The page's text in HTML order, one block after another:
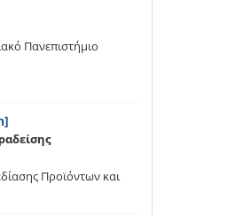
Πανεπιστήμιο
Προϊόντων και